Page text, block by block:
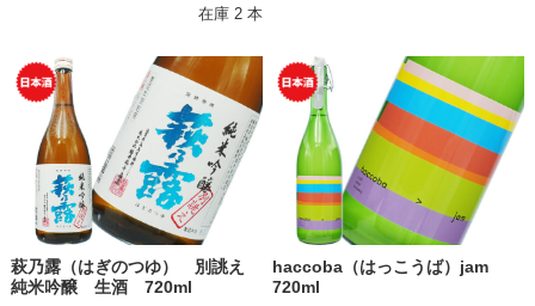
在庫 2 本
萩乃露（はぎのつゆ） 別誂え
純米吟醸 生酒 720ml
haccoba（はっこうば）jam
720ml